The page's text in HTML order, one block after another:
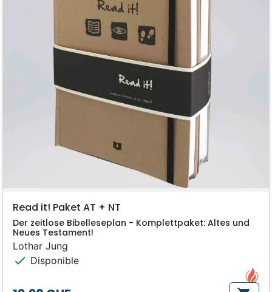
Read it! Paket AT + NT
Der zeitlose Bibelleseplan - Komplettpaket: Altes und
Neues Testament!
Lothar Jung
check Disponible